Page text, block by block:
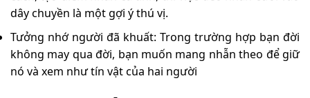
dây chuyền là một gợi ý thú vị.
Tưởng nhớ người đã khuất: Trong trường hợp bạn đời
không may qua đời, bạn muốn mang nhẫn theo để giữ
nó và xem như tín vật của hai người